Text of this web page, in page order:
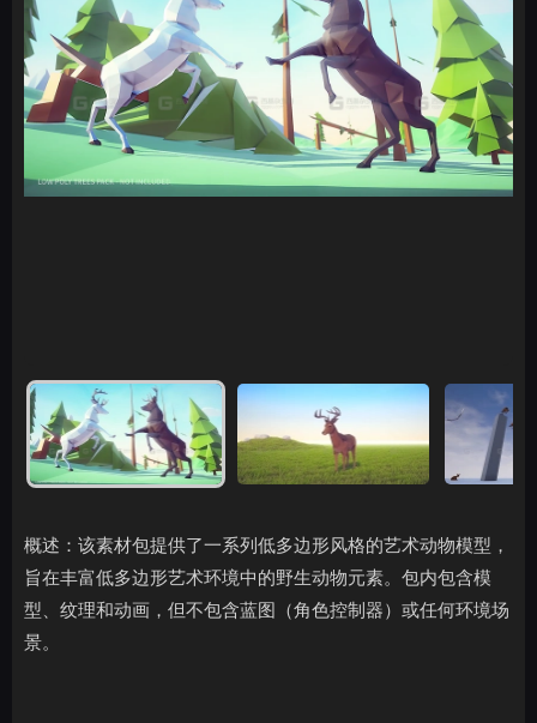
概述：该素材包提供了一系列低多边形风格的艺术动物模型，
旨在丰富低多边形艺术环境中的野生动物元素。包内包含模
型、纹理和动画，但不包含蓝图（角色控制器）或任何环境场
景。